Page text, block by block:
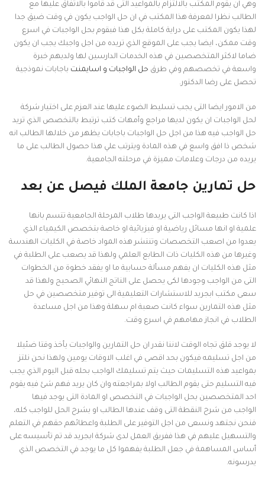
وهي ان يقوم المكتب بالالتزام بالمواعيد التى قد قاموا بالاتفاق عليها مع
الطالب نظرا لمعرفة هذا المكتب في ان حل الواجب يكون في وقت ضيق جدا
لهذا يكون المكتب على دراية كاملة بكل هذا فبقوم بحل الواجبات في اسرع
وقت ممكن، ايضا يجب على الموقع الذي تريده من اجل واجبك يجب ان يكون
ضاما لاكثر المتخصصين في هذه الخدمات الدارسين لها ولديهم خبرة
واسعة في تخصصهم وفي طرق حل الواجبات و اسايمنت باجابات نموذجية
تحصل على رضا الدكتور.
من الامور ايضا التى يجب تسليط الضوء عليها عند العزم على اختيار شركة
لحل الواجبات ان يكون لديها مراجع وأمهات كتب ترتبط بالتخصص الذي تريد
حل الواجب فيه هذا من اجل حل الواجبات باجابات يظهر من خلالها الطالب انه
شخص ذا افق واسع في هذه المادة ويترتب علي هذا حصول الطالب على ما
يريده من درجات وعلامات مميزة في مرحلته الجامعية.
حل تمارين جامعة الملك فيصل عن بعد
اذا كانت طبيعة الواجب التى يريدها طلاب المرحلة الجامعية تتسم بانها
علمية او انها مسائل رياضية او فيزيائية او خاصة بتخصص الكيمياء الذي
يعدوا من اصعب التخصصات وتنتشر هذه المواد خاصة في الكليات الهندسة
وغيرها من هذه الكليات ذات الطابع العلمي ولهذا قد يصعب على الطلبة في
مثل هذه الكليات ان يفهم مسألة حسابية ما او يفقد خطوة من الخطوات
التى من الواجب وجودها لكى يحصل على الناتج النهائي الصحيح ولهذا قد
سعى مكتب ابجريد للاستشارات التعليمية الى توفير متخصصين في حل
مثل هذه التمارين سواء كانت صعبة ام سهلة وهذا من اجل مساعدة
الطلاب في انجاز مهامهم في اسرع وقت.
لا يوجد قلق تجاه الوقت لاننا نقدر ان حل التمارين والواجبات يأخذ وقتا ضئيلا
من اجل تسليمه فيكون بحد اقصى في اغلب الاوقات يومين ولهذا نحن نلتز
بمواعيد هذه التسليمات حيث يتم تسليمك الواجب بحله قبل اليوم الذي يجب
فيه التسليم حتى يقوم الطالب اولا بمراجعته وان كان يريد فهم شئ فيه يقوم
احد المتخصصين بحل الواجبات في التخصص او المادة التى يوجد فيها
الواجب من شرح النقطة التى وقف عندها الطالب او بشرح الحل للواجب كله،
فنحن نجتهد ونسعى من اجل التوفير على الطلبة واعطائهم حقهم في التعلم
والتسهيل عليهم في هذا ففريق العمل لدى شركة ابجريد قد تم تأسيسه على
أساس المساهمة في جعل الطلبة يفهموا كل ما يوجد في التخصص الذي
يدرسونه.